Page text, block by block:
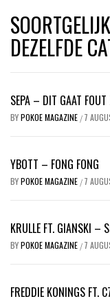
DEZELFDE
SEPA – DIT GAAT FOUT
BYPOKOE MAGAZINE / 7
YBOTT – FONG FONG
BYPOKOE MAGAZINE / 7
KRULLE FT. GIANSKI –
BYPOKOE MAGAZINE / 7
FREDDIE KONINGS FT.